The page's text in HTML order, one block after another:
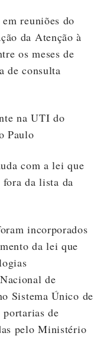
reuniões do
da Atenção à
os meses de
de consulta
na UTI do
Paulo
com a lei que
da lista da
incorporados
da lei que
de
Sistema Único de
portarias de
pelo Ministério